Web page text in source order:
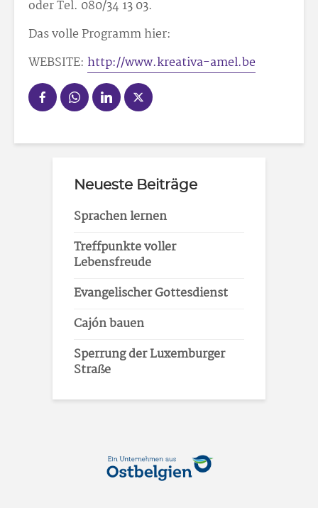
oder Tel. 080/34 13 03.
Das volle Programm hier:
WEBSITE: http://www.kreativa-amel.be
Neueste Beiträge
Sprachen lernen
Treffpunkte voller
Lebensfreude
Evangelischer Gottesdienst
Cajón bauen
Sperrung der Luxemburger
Straße